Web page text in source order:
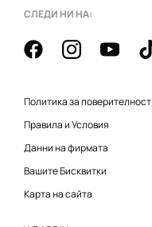
СЛЕДИ НИ НА:
Политика за поверителност
Правила и Условия
Данни на фирмата
Вашите Бисквитки
Карта на сайта